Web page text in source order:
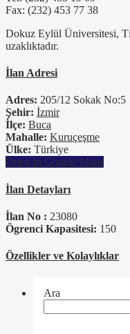
Fax: (232) 453 77 38
Dokuz Eylül Üniversitesi,
uzaklıktadır.
İlan Adresi
Adres: 205/12 Sokak No:5
Şehir: İzmir
İlçe: Buca
Mahalle: Kuruçeşme
Ülke: Türkiye
Open In Google Maps
İlan Detayları
İlan No : 23080
Ögrenci Kapasitesi: 150
Özellikler ve Kolaylıklar
Ara